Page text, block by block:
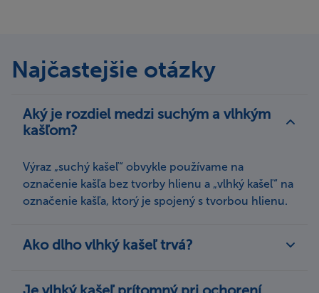
Najčastejšie otázky
Aký je rozdiel medzi suchým a vlhkým
kašľom?
Výraz „suchý kašeľ“ obvykle používame na
označenie kašľa bez tvorby hlienu a „vlhký kašeľ“ na
označenie kašľa, ktorý je spojený s tvorbou hlienu.
Ako dlho vlhký kašeľ trvá?
Kašeľ spôsobený bežným nachladnutím, či už